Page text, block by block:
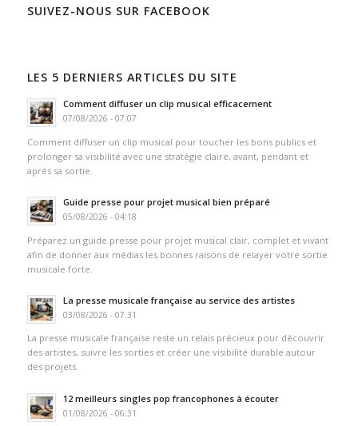
SUIVEZ-NOUS SUR FACEBOOK
LES 5 DERNIERS ARTICLES DU SITE
Comment diffuser un clip musical efficacement
07/08/2026 - 07:07
Comment diffuser un clip musical pour toucher les bons publics et
prolonger sa visibilité avec une stratégie claire, avant, pendant et
après sa sortie.
Guide presse pour projet musical bien préparé
05/08/2026 - 04:18
Préparez un guide presse pour projet musical clair, complet et vivant
afin de donner aux médias les bonnes raisons de relayer votre sortie
musicale forte.
La presse musicale française au service des artistes
03/08/2026 - 07:31
La presse musicale française reste un relais précieux pour découvrir
des artistes, suivre les sorties et créer une visibilité durable autour
des projets.
12 meilleurs singles pop francophones à écouter
01/08/2026 - 06:31